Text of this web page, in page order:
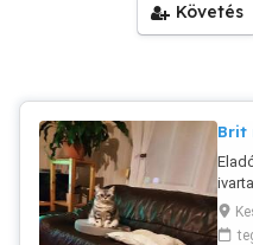
Követés
Brit